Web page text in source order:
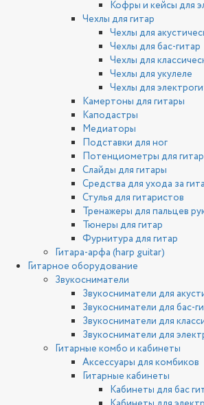
Кофры и кейсы для
Чехлы для гитар
Чехлы для
Чехлы для бас-гитар
Чехлы для
Чехлы для укулеле
Чехлы для
Камертоны для гитары
Каподастры
Медиаторы
Подставки для ног
Потенциометры для гитар
Слайды для гитары
Средства для ухода за
Стулья для гитаристов
Тренажеры для пальцев
Тюнеры для гитар
Фурнитура для гитар
Гитара-арфа (harp guitar)
Гитарное оборудование
Звукосниматели
Звукосниматели для
Звукосниматели для бас-
Звукосниматели для
Звукосниматели для
Гитарные комбо и кабинеты
Аксессуары для комбиков
Гитарные кабинеты
Кабинеты для бас